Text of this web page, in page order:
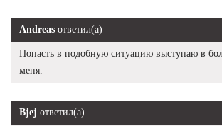
Andreas ответил(а)
Попасть в подобную ситуацию выступаю в
меня.
Bjej ответил(а)